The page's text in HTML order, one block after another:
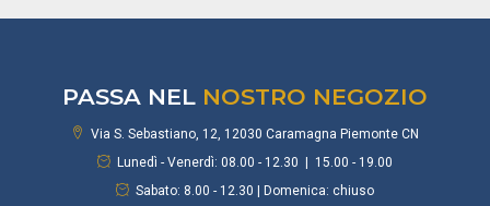
PASSA NEL NOSTRO NEGOZIO
Via S. Sebastiano, 12, 12030 Caramagna Piemonte CN
Lunedì - Venerdì: 08.00 - 12.30 | 15.00 - 19.00
Sabato: 8.00 - 12.30 | Domenica: chiuso